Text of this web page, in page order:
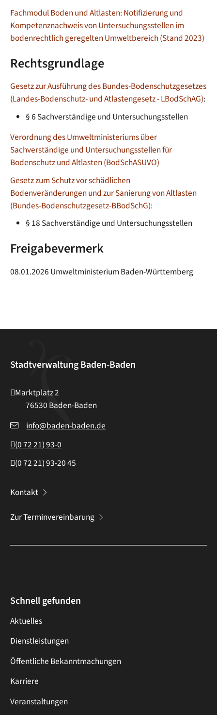
Fachmodul Boden und Altlasten: Notifizierung und
Kompetenznachweis von Untersuchungsstellen im
bodenrechtlich geregelten Umweltbereich (Stand 2023)
Rechtsgrundlage
Gesetz zur Ausführung des Bundes-Bodenschutzgesetzes
(Landes-Bodenschutz- und Atlastengesetz - LBodSchAG):
§ 6 Sachverständige und Untersuchungsstellen
Verordnung des Umweltministeriums über
Sachverständige und Untersuchungsstellen für
Bodenschutz und Altlasten (BodSchASUVO)
Gesetz zum Schutz vor schädlichen
Bodenveränderungen und zur Sanierung von Altlasten
(Bundes-Bodenschutzgesetz-BBodSchG):
§ 18 Sachverständige und Untersuchungsstellen
Freigabevermerk
08.01.2026 Umweltministerium Baden-Württemberg
Stadtverwaltung Baden-Baden
Marktplatz 2
76530 Baden-Baden
info@baden-baden.de
(07221) 93-0
(07221) 93-2045
Kontakt
Zur Terminvereinbarung
Schnell gefunden
Aktuelles
Dienstleistungen
Öffentliche Bekanntmachungen
Karriere
Veranstaltungen